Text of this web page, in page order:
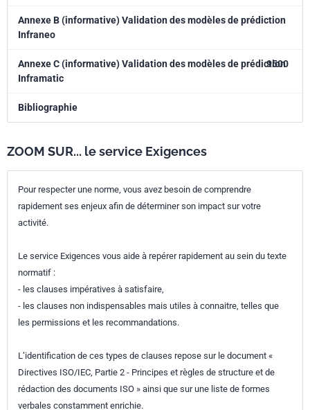
Annexe B (informative) Validation des modèles de prédiction
Infraneo
Annexe C (informative) Validation des modèles de prédiction
Inframatic
9500
Bibliographie
ZOOM SUR... le service Exigences
Pour respecter une norme, vous avez besoin de comprendre
rapidement ses enjeux afin de déterminer son impact sur votre
activité.
Le service Exigences vous aide à repérer rapidement au sein du texte
normatif :
- les clauses impératives à satisfaire,
- les clauses non indispensables mais utiles à connaitre, telles que
les permissions et les recommandations.
L’identification de ces types de clauses repose sur le document «
Directives ISO/IEC, Partie 2 - Principes et règles de structure et de
rédaction des documents ISO » ainsi que sur une liste de formes
verbales constamment enrichie.